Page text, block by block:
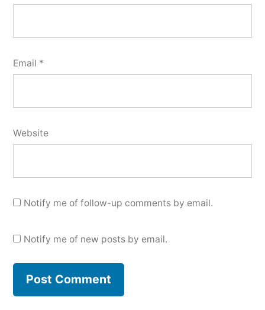
Email *
Website
Notify me of follow-up comments by email.
Notify me of new posts by email.